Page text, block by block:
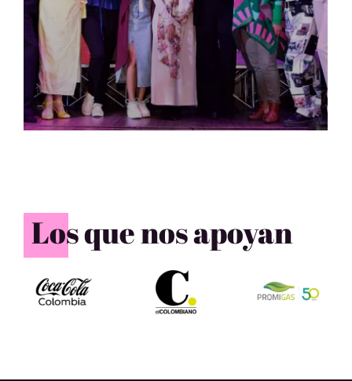
Los que nos apoyan